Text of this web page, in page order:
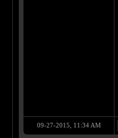
09-27-2015, 11:34 AM